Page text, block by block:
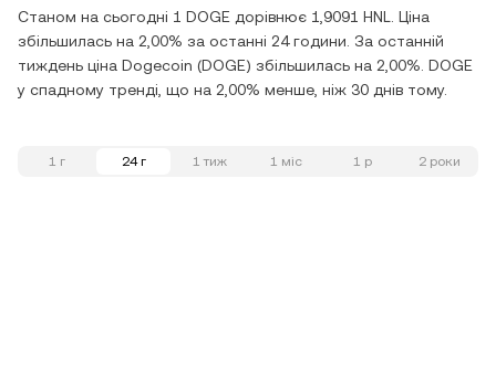
Станом на сьогодні 1 DOGE дорівнює 1,9091 HNL. Ціна
збільшилась на 2,00% за останні 24 години. За останній
тиждень ціна Dogecoin (DOGE) збільшилась на 2,00%. DOGE
у спадному тренді, що на 2,00% менше, ніж 30 днів тому.
1 г 24 г 1 тиж 1 міс 1 р 2 роки